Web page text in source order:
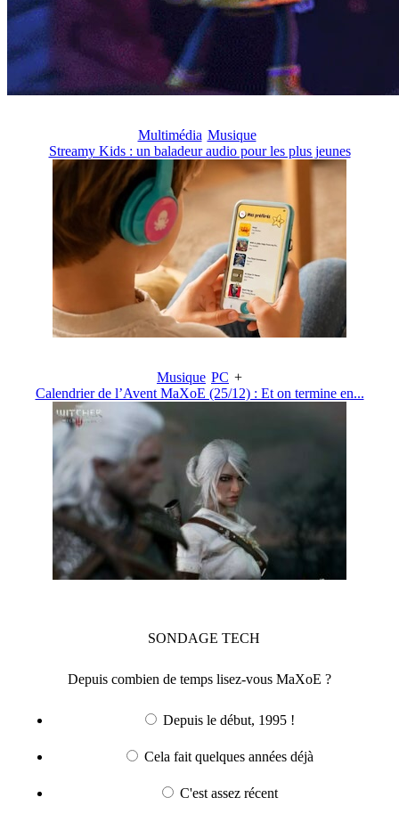
Multimédia Musique
Streamy Kids : un baladeur audio pour les plus jeunes
Musique PC +
Calendrier de l’Avent MaXoE (25/12) : Et on termine en...
SONDAGE TECH
Depuis combien de temps lisez-vous MaXoE ?
Depuis le début, 1995 !
Cela fait quelques années déjà
C'est assez récent